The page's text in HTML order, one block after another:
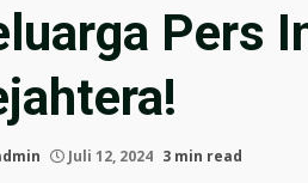
Pers
Juli 12, 2024 3 min read